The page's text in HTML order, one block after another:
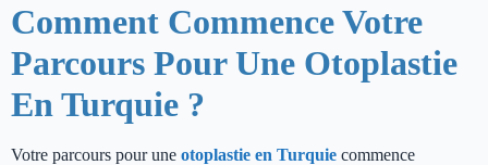
Comment Commence Votre
Parcours Pour Une Otoplastie
En Turquie ?
Votre parcours pour une otoplastie en Turquie commence